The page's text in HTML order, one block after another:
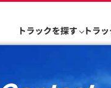
トラックを探す トラッ